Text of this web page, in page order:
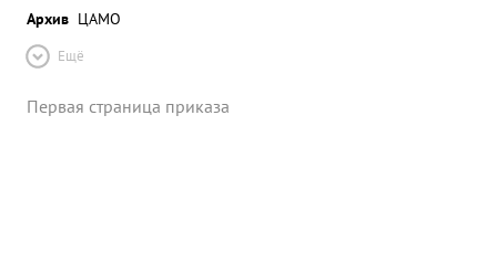
Архив ЦАМО
Ещё
Первая страница приказа